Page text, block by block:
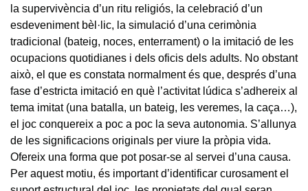
la supervivència d’un ritu religiós, la celebració d’un
esdeveniment bèl·lic, la simulació d’una cerimònia
tradicional (bateig, noces, enterrament) o la imitació de les
ocupacions quotidianes i dels oficis dels adults. No obstant
això, el que es constata normalment és que, després d’una
fase d’estricta imitació en què l’activitat lúdica s’adhereix al
tema imitat (una batalla, un bateig, les veremes, la caça…),
el joc conquereix a poc a poc la seva autonomia. S’allunya
de les significacions originals per viure la pròpia vida.
Ofereix una forma que pot posar-se al servei d’una causa.
Per aquest motiu, és important d’identificar curosament el